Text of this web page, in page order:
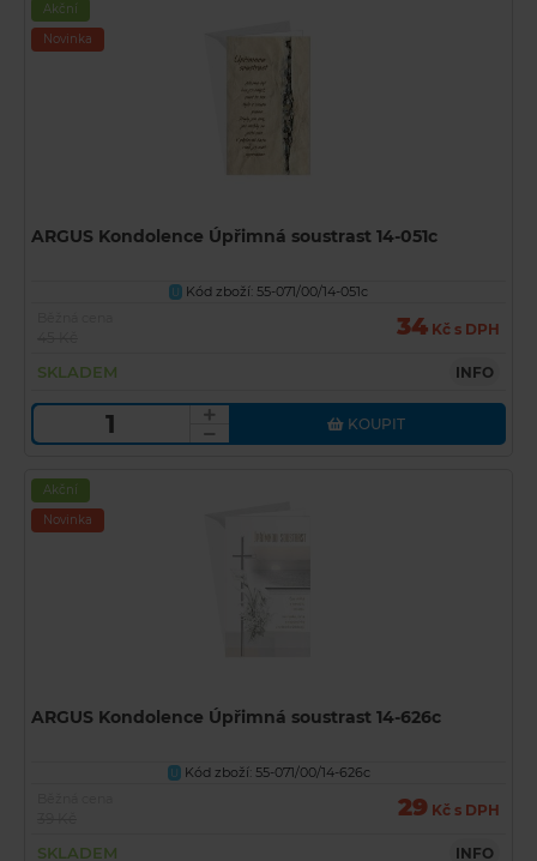
Akční
Novinka
ARGUS Kondolence Úpřimná soustrast 14-051c
U
Kód zboží: 55-071/00/14-051c
34 Kč s DPH
SKLADEM INFO
KOUPIT
Akční
Novinka
ARGUS Kondolence Úpřimná soustrast 14-626c
U Kód zboží: 55-071/00/14-626c
29 Kč s DPH
SKLADEM INFO